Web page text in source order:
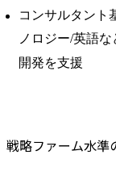
コンサルタント
ノロジー/英語
開発を支援
戦略ファーム水準